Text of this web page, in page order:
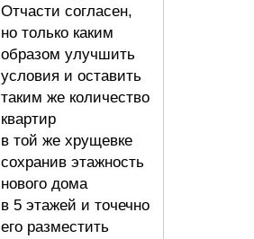
Отчасти согласен,
но только каким
образом улучшить
условия и оставить
таким же количество
квартир
в той же хрущевке
сохранив этажность
нового дома
в 5 этажей и точечно
его разместить